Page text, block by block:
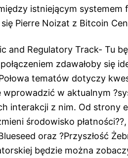
istniejącym systemem
Pierre Noizat z Bitcoin
and Regulatory Track- Tu
zdawałoby się
tematów dotyczy
w aktualnym
interakcji z nim. Od strony
środowisko
oraz ?Przyszłość
będzie można